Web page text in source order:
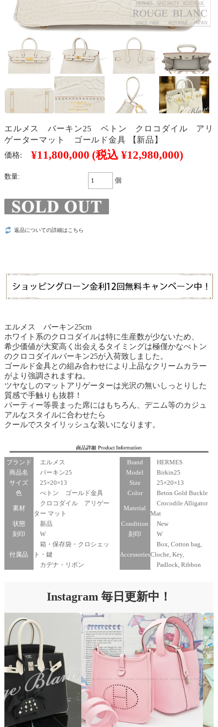
エルメス バーキン25 ベトン クロコダイル アリ
ゲーターマット ゴールド金具 【新品】
価格: ¥11,800,000 (税込 ¥12,980,000)
数量:
個
返品についての詳細はこちら
エルメス バーキン25cm
ホワイト系のクロコダイルは特に生産数が少ないため、
希少価値が大変高く出会えるタイミングは極僅かなべトン
のクロコダイルバーキン25が入荷致しました。
ゴールド金具との組み合わせにより上品なクリームカラー
がより強調されますね。
ツヤなしのマットアリゲーターは光沢の無いしっとりした
質感で手触りも抜群！
パーティー等畏まった席にはもちろん、デニム等のカジュ
アルなスタイルに合わせたら
クールでスタイリッシュな装いになります。
ブランド
エルメス
商品名
バーキン25
サイズ
25×20×13
色
べトン ゴールド金具
素材
クロコダイル アリゲー
ター マット
状態
新品
刻印
W
付属品
箱・保存袋・クロシェッ
ト・鍵
カデナ・リボン
Brand
HERMES
Model
Birkin25
Size
25×20×13
Color
Beton Gold Buckle
Material
Crocodile Alligator
Mat
Condition
New
刻印
W
Accessories
Box, Cotton bag,
Cloche, Key,
Padlock, Ribbon
Instagram 毎日更新中！